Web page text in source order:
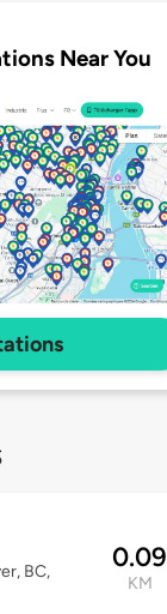
Near You
BC,
0.09
KM